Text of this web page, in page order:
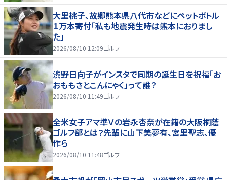
大里桃子、故郷熊本県八代市などにペットボトル
１万本寄付「私も地震発生時は熊本におりまし
た」
2026/08/10 12:09ゴルフ
渋野日向子がインスタで同期の誕生日を祝福「お
おももさとこんにゃく」って誰？
2026/08/10 11:49ゴルフ
全米女子アマ準Ｖの岩永杏奈が在籍の大阪桐蔭
ゴルフ部とは？先輩に山下美夢有、宮里聖志、優
作ら
2026/08/10 11:48ゴルフ